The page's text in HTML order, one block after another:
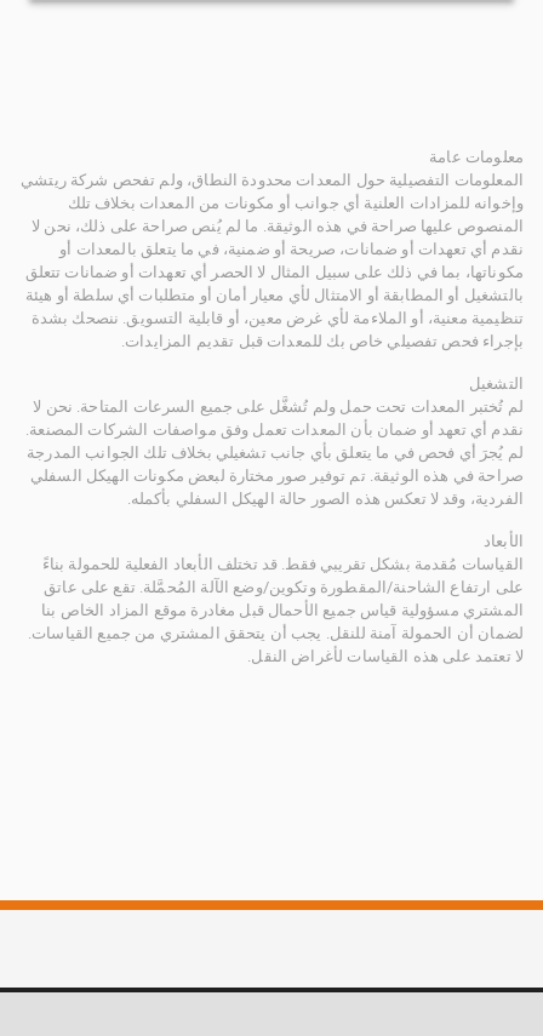
معلومات عامة
المعلومات التفصيلية حول المعدات محدودة النطاق، ولم تفحص شركة ريتشي
وإخوانه للمزادات العلنية أي جوانب أو مكونات من المعدات بخلاف تلك
المنصوص عليها صراحة في هذه الوثيقة. ما لم يُنص صراحة على ذلك، نحن لا
نقدم أي تعهدات أو ضمانات، صريحة أو ضمنية، في ما يتعلق بالمعدات أو
مكوناتها، بما في ذلك على سبيل المثال لا الحصر أي تعهدات أو ضمانات تتعلق
بالتشغيل أو المطابقة أو الامتثال لأي معيار أمان أو متطلبات أي سلطة أو هيئة
تنظيمية معنية، أو الملاءمة لأي غرض معين، أو قابلية التسويق. ننصحك بشدة
بإجراء فحص تفصيلي خاص بك للمعدات قبل تقديم المزايدات.
التشغيل
لم تُختبر المعدات تحت حمل ولم تُشغَّل على جميع السرعات المتاحة. نحن لا
نقدم أي تعهد أو ضمان بأن المعدات تعمل وفق مواصفات الشركات المصنعة.
لم يُجرَ أي فحص في ما يتعلق بأي جانب تشغيلي بخلاف تلك الجوانب المدرجة
صراحة في هذه الوثيقة. تم توفير صور مختارة لبعض مكونات الهيكل السفلي
الفردية، وقد لا تعكس هذه الصور حالة الهيكل السفلي بأكمله.
الأبعاد
القياسات مُقدمة بشكل تقريبي فقط. قد تختلف الأبعاد الفعلية للحمولة بناءً
على ارتفاع الشاحنة/المقطورة وتكوين/وضع الآلة المُحمَّلة. تقع على عاتق
المشتري مسؤولية قياس جميع الأحمال قبل مغادرة موقع المزاد الخاص بنا
لضمان أن الحمولة آمنة للنقل. يجب أن يتحقق المشتري من جميع القياسات.
لا تعتمد على هذه القياسات لأغراض النقل.